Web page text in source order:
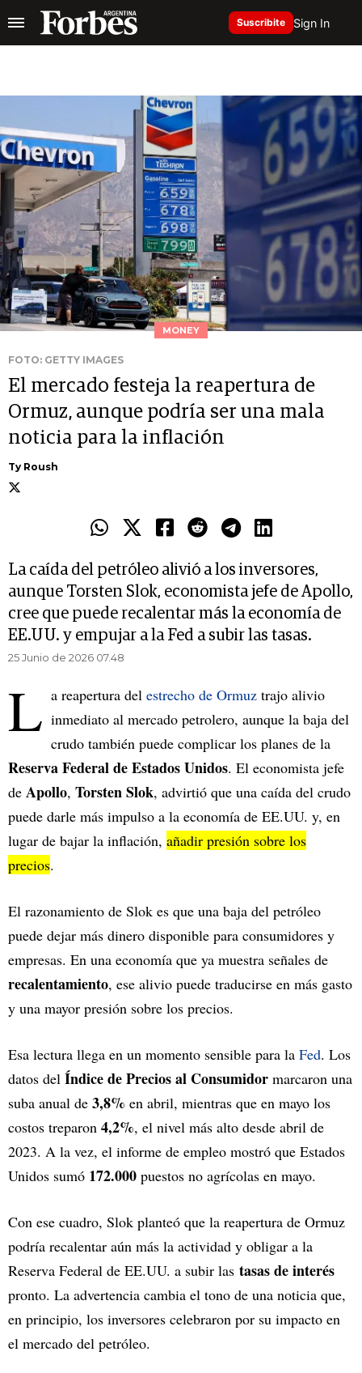
Suscribite Sign In
MONEY
FOTO: GETTY IMAGES
El mercado festeja la reapertura de
Ormuz, aunque podría ser una mala
noticia para la inflación
Ty Roush
La caída del petróleo alivió a los inversores,
aunque Torsten Slok, economista jefe de Apollo,
cree que puede recalentar más la economía de
EE.UU. y empujar a la Fed a subir las tasas.
25 Junio de 2026 07.48
L a reapertura del estrecho de Ormuz trajo alivio
inmediato al mercado petrolero, aunque la baja del
crudo también puede complicar los planes de la
Reserva Federal de Estados Unidos. El economista jefe
de Apollo, Torsten Slok, advirtió que una caída del crudo
puede darle más impulso a la economía de EE.UU. y, en
lugar de bajar la inflación, añadir presión sobre los
precios.
El razonamiento de Slok es que una baja del petróleo
puede dejar más dinero disponible para consumidores y
empresas. En una economía que ya muestra señales de
recalentamiento, ese alivio puede traducirse en más gasto
y una mayor presión sobre los precios.
Esa lectura llega en un momento sensible para la Fed. Los
datos del Índice de Precios al Consumidor marcaron una
suba anual de 3,8% en abril, mientras que en mayo los
costos treparon 4,2%, el nivel más alto desde abril de
2023. A la vez, el informe de empleo mostró que Estados
Unidos sumó 172.000 puestos no agrícolas en mayo.
Con ese cuadro, Slok planteó que la reapertura de Ormuz
podría recalentar aún más la actividad y obligar a la
Reserva Federal de EE.UU. a subir las tasas de interés
pronto. La advertencia cambia el tono de una noticia que,
en principio, los inversores celebraron por su impacto en
el mercado del petróleo.